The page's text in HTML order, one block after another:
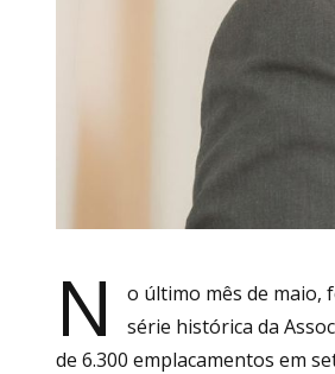
N
o último mês de maio,
série histórica da
de 6.300 emplacamentos em